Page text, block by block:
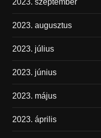
2023. szeptember
2023. augusztus
2023. július
2023. június
2023. május
2023. április